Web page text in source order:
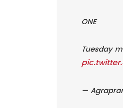
ONE
Tuesday
—